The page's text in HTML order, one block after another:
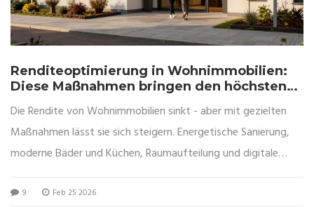
Renditeoptimierung in Wohnimmobilien:
Diese Maßnahmen bringen den höchsten
Die Rendite von Wohnimmobilien sinkt - aber mit gezielten
Maßnahmen lässt sie sich steigern. Energetische Sanierung,
moderne Bäder und Küchen, Raumaufteilung und digitale
wirklich zahlt.
9 Feb 25 2026